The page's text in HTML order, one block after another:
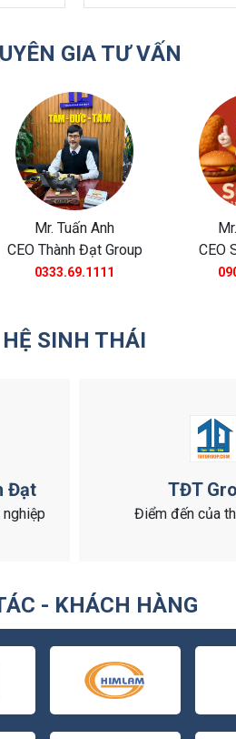
GIA TƯ VẤN
Mr. Tuấn Anh
CEO Thành Đạt Group
0333.69.1111
CEO
HỆ SINH THÁI
Đạt TĐT
Điểm đến của
- KHÁCH HÀNG